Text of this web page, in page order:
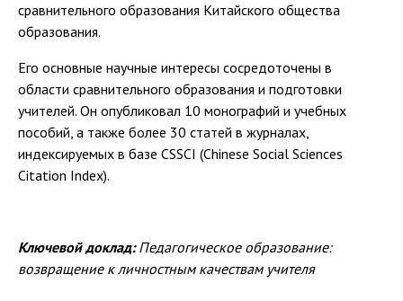
сравнительного образования Китайского общества
образования.
Его основные научные интересы сосредоточены в
области сравнительного образования и подготовки
учителей. Он опубликовал 10 монографий и учебных
пособий, а также более 30 статей в журналах,
индексируемых в базе CSSCI (Chinese Social Sciences
Citation Index).
Ключевой доклад:Педагогическое образование:
возвращение к личностным качествам учителя